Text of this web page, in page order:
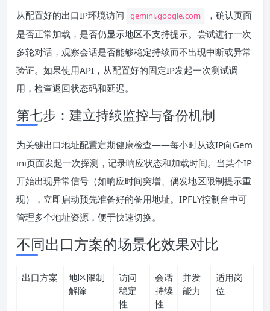
从配置好的出口IP环境访问 gemini.google.com
，确认页面
是否正常加载，是否仍显示地区不支持提示。尝试进行一次
多轮对话，观察会话是否能够稳定持续而不出现中断或异常
验证。如果使用API，从配置好的固定IP发起一次测试调
用，检查返回状态码和延迟。
第七步：建立持续监控与备份机制
为关键出口地址配置定期健康检查——每小时从该IP向Gem
ini页面发起一次探测，记录响应状态和加载时间。当某个IP
开始出现异常信号（如响应时间突增、偶发地区限制提示重
现），立即启动预先准备好的备用地址。IPFLY控制台中可
管理多个地址资源，便于快速切换。
不同出口方案的场景化效果对比
出口方案
地区限制
解除
访问
稳定
性
会话
持续
性
并发
能力
适用岗
位